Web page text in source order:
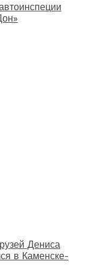
Дениса
в Каменске-